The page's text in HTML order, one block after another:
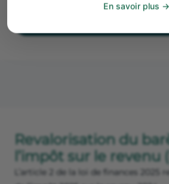
En savoir plus
Revalorisation du
l’impôt sur le revenu
L’article 2 de la loi de finances 2025